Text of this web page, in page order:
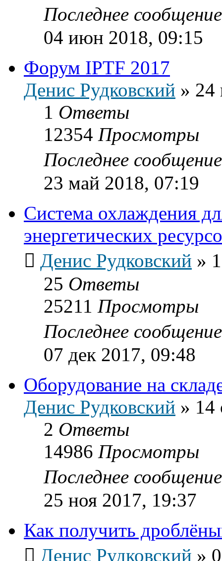
Последнее
04 июн 2018, 09:15
Форум IPTF 2017
Денис Рудковский » 24
1 Ответы
12354 Просмотры
Последнее
23 май 2018, 07:19
Система охлаждения
энергетических
Денис Рудковский »
25 Ответы
25211 Просмотры
Последнее
07 дек 2017, 09:48
Оборудование на
Денис Рудковский » 14
2 Ответы
14986 Просмотры
Последнее
25 ноя 2017, 19:37
Как получить
Денис Рудковский »